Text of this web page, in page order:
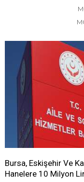
Bursa, Eskişehir Ve
Hanelere 10 Milyon